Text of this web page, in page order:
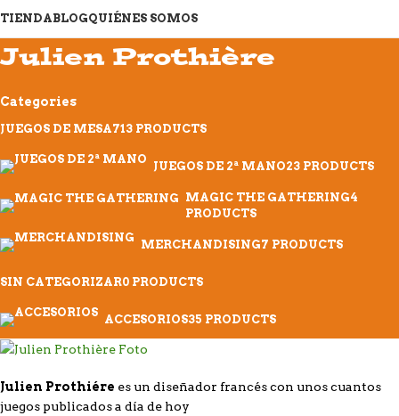
TIENDABLOGQUIÉNES SOMOS
Julien Prothière
Categories
JUEGOS DE MESA713 PRODUCTS
JUEGOS DE 2ª MANO23 PRODUCTS
MAGIC THE GATHERING4
PRODUCTS
MERCHANDISING7 PRODUCTS
SIN CATEGORIZAR0 PRODUCTS
ACCESORIOS35 PRODUCTS
Julien Prothiére es un diseñador francés con unos cuantos
juegos publicados a día de hoy